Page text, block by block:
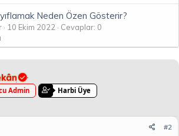
Neden Özen Gösterir?
10 Ekim 2022
Cevaplar: 0
Admin Harbi Üye
#2